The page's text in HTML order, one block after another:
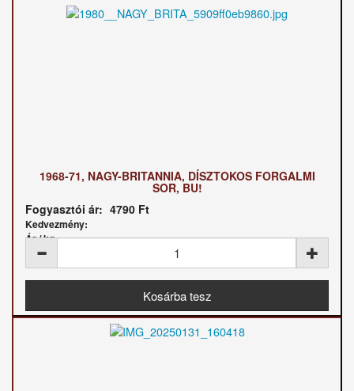
1968-71, NAGY-BRITANNIA, DÍSZTOKOS FORGALMI
SOR, BU!
Fogyasztói ár: 4790 Ft
Kedvezmény:
Ár / kg: